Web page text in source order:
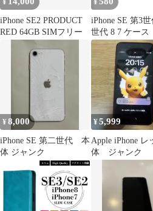
¥
iPhone SE2 PRODUCT
RED 64GB SIMフリー
¥
iPhone SE 第3
世代 8 7 ケース
¥8,000
iPhone SE 第二世代 本
体 ジャンク
¥5,999
Apple iPhone レ
体 ジャンク